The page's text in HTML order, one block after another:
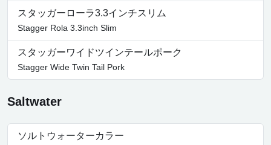
スタッガーローラ3.3インチスリム
Stagger Rola 3.3inch Slim
スタッガーワイドツインテールポーク
Stagger Wide Twin Tail Pork
Saltwater
ソルトウォーターカラー